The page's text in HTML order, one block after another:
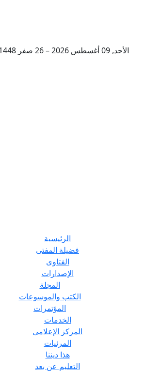
الأحد, 09 أغسطس 2026 – 26 صفر 1448 هـ
الرئيسية
فضيلة المفتى
الفتاوى
الإصدارات
المجلة
الكتب والموسوعات
المؤتمرات
الخدمات
المركز الإعلامى
المرئيات
هذا ديننا
التعليم عن بعد